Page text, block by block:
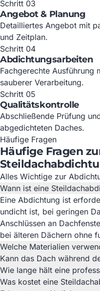
Schritt 03
Angebot & Planung
Detailliertes Angebot mit
und Zeitplan.
Schritt 04
Abdichtungsarbeiten
Fachgerechte Ausführung
sauberer Verarbeitung.
Schritt 05
Qualitätskontrolle
Abschließende Prüfung
abgedichteten Daches.
Häufige Fragen
Häufige Fragen
Alles Wichtige zur
Wann ist eine
Eine Abdichtung ist
undicht ist, bei geringen
Anschlüssen an
bei älteren Dächern ohne
Welche Materialien
Kann das Dach während
Wie lange hält eine
Was kostet eine